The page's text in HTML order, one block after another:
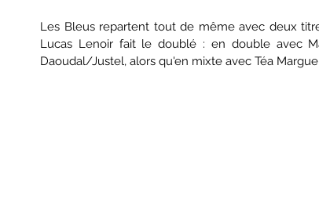
Les Bleus repartent tout de même avec deux
Lucas Lenoir fait le doublé : en double avec
Daoudal/Justel, alors qu'en mixte avec Téa